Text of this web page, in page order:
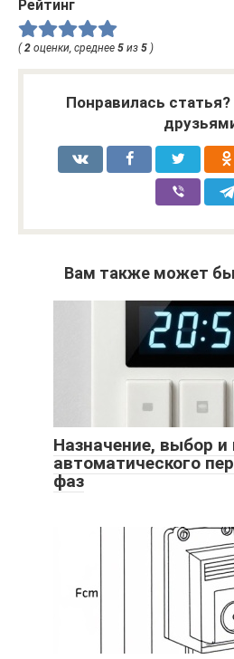
Рейтинг
(2 оценки, среднее 5 из 5 )
Понравилась
Вам также может
Назначение, выбор
автоматического
фаз